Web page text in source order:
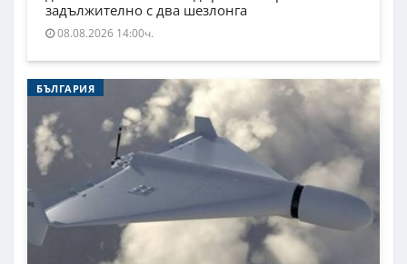
задължително с два шезлонга
08.08.2026 14:00ч.
БЪЛГАРИЯ